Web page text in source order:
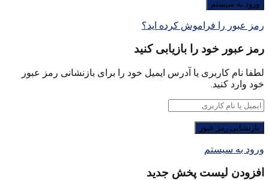
رمز عبور را فراموش کرده اید؟
رمز عبور خود را بازیابی کنید
لطفا نام کاربری یا آدرس ایمیل خود را برای بازنشانی رمز عبور
خود وارد کنید.
ورود به سیستم
افزودن لیست پخش جدید